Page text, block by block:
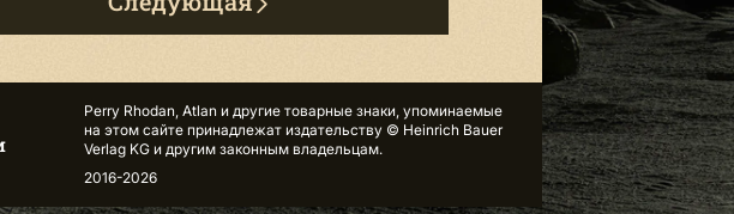
Perry Rhodan, Atlan и другие товарные знаки, упоминаемые
на этом сайте принадлежат издательству © Heinrich Bauer
Verlag KG и другим законным владельцам.
2016-2026